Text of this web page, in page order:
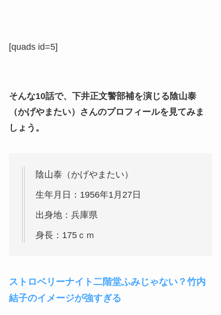
[quads id=5]
そんな10話で、下井正文警部補を演じる陰山泰
（かげやまたい）さんのプロフィールを見てみま
しょう。
陰山泰（かげやまたい）
生年月日：1956年1月27日
出身地：兵庫県
身長：175ｃｍ
ストロベリーナイト二階堂ふみじゃない？竹内
結子のイメージが強すぎる